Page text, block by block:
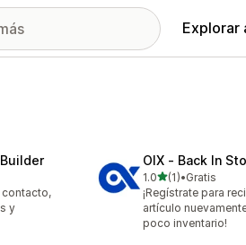
Explorar
contacto,
y
OIX ‑ Back In
1.0de 5 estrellas
(1)
1 reseñas en total
•Gratis
¡Regístrate para
artículo
poco inventario!